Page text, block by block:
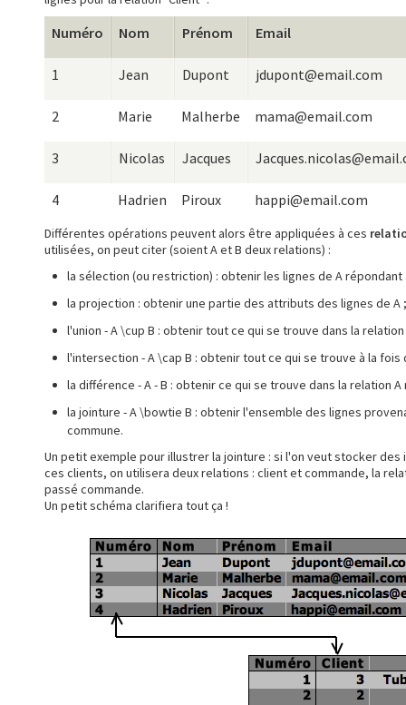
Numéro Nom Prénom Email
1 Jean Dupont jdupont@email.com
2 Marie Malherbe mama@email.com
3 Nicolas Jacques
4 Hadrien Piroux happi@email.com
Différentes opérations peuvent alors être appliquées à ces
utilisées, on peut citer (soient A et B deux relations) :
la sélection (ou restriction) : obtenir les lignes de A
la projection : obtenir une partie des attributs des lignes de A ;
l'union - A \cup B : obtenir tout ce qui se trouve dans la
l'intersection - A \cap B : obtenir tout ce qui se trouve à la fois
la différence - A - B : obtenir ce qui se trouve dans la relation
la jointure - A \bowtie B : obtenir l'ensemble des lignes
commune.
Un petit exemple pour illustrer la jointure : si l'on veut stocker
ces clients, on utilisera deux relations : client et commande, la
passé commande.
Un petit schéma clarifiera tout ça !